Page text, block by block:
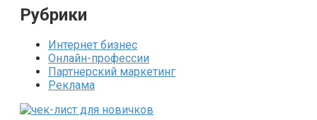
Рубрики
Интернет бизнес
Онлайн-профессии
Партнерский маркетинг
Реклама